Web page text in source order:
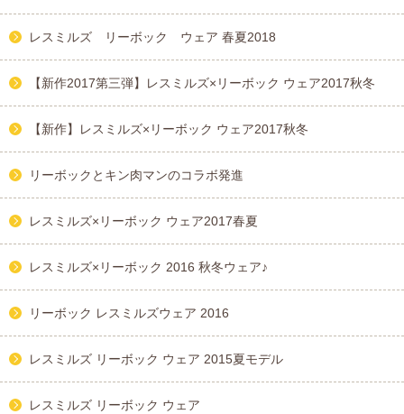
レスミルズ リーボック ウェア 春夏2018
【新作2017第三弾】レスミルズ×リーボック ウェア2017秋冬
【新作】レスミルズ×リーボック ウェア2017秋冬
リーボックとキン肉マンのコラボ発進
レスミルズ×リーボック ウェア2017春夏
レスミルズ×リーボック 2016 秋冬ウェア♪
リーボック レスミルズウェア 2016
レスミルズ リーボック ウェア 2015夏モデル
レスミルズ リーボック ウェア